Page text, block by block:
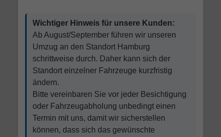
Wichtiger Hinweis für unsere Kunden:
Ab August/September führen wir unseren
Umzug an den Standort Hamburg
schrittweise durch. Daher kann sich der
Standort einzelner Fahrzeuge kurzfristig
ändern.
Bitte vereinbaren Sie vor jeder Besichtigung
oder Fahrzeugabholung unbedingt einen
Termin mit uns, damit wir sicherstellen
können, dass sich das gewünschte